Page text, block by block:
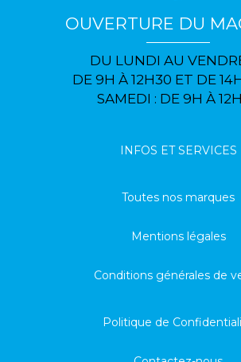
OUVERTURE DU
DU LUNDI AU
DE 9H À 12H30 ET DE
SAMEDI : DE 9H À
INFOS ET SERVICES
Toutes nos marques
Mentions légales
Conditions générales de
Politique de